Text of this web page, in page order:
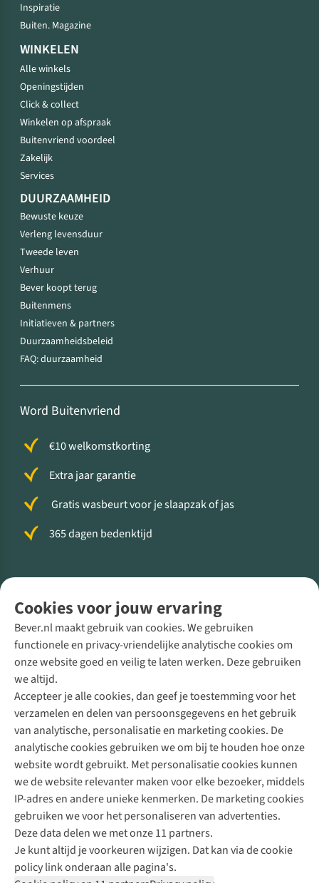
Cookies voor jouw ervaring
Bever.nl maakt gebruik van cookies. We gebruiken
functionele en privacy-vriendelijke analytische cookies om
onze website goed en veilig te laten werken. Deze gebruiken
we altijd.
Accepteer je alle cookies, dan geef je toestemming voor het
verzamelen en delen van persoonsgegevens en het gebruik
van analytische, personalisatie en marketing cookies. De
analytische cookies gebruiken we om bij te houden hoe onze
website wordt gebruikt. Met personalisatie cookies kunnen
we de website relevanter maken voor elke bezoeker, middels
IP-adres en andere unieke kenmerken. De marketing cookies
gebruiken we voor het personaliseren van advertenties.
Deze data delen we met onze 11 partners.
Je kunt altijd je voorkeuren wijzigen. Dat kan via de cookie
policy link onderaan alle pagina's.
Inspiratie
Buiten. Magazine
WINKELEN
Alle winkels
Openingstijden
Click & collect
Winkelen op afspraak
Buitenvriend voordeel
Zakelijk
Services
DUURZAAMHEID
Bewuste keuze
Verleng levensduur
Tweede leven
Verhuur
Bever koopt terug
Buitenmens
Initiatieven & partners
Duurzaamheidsbeleid
FAQ: duurzaamheid
Word Buitenvriend
€10 welkomstkorting
Extra jaar garantie
Gratis wasbeurt voor je slaapzak of jas
365 dagen bedenktijd
Direct advies van een Buitenexpert
+31 (0)85 888 50 88
+31 6 12 28 49 80
Contactformulier